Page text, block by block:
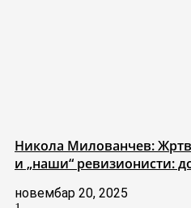
Никола Милованчев:
и „наши“ ревизионисти:
новембар 20, 2025